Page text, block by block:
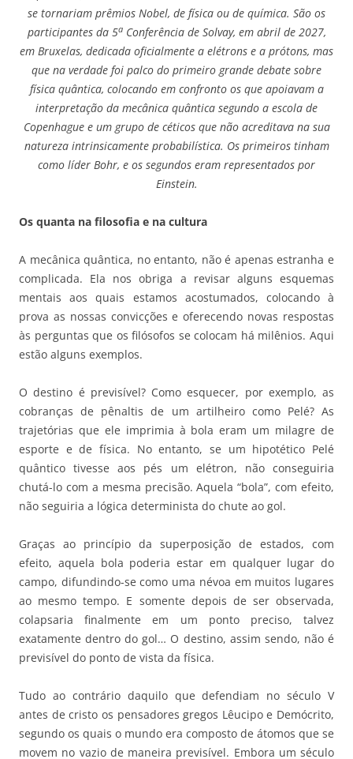
se tornariam prêmios Nobel, de física ou de química. São os
participantes da 5aConferência de Solvay, em abril de 2027,
em Bruxelas, dedicada oficialmente a elétrons e a prótons, mas
que na verdade foi palco do primeiro grande debate sobre
física quântica, colocando em confronto os que apoiavam a
interpretação da mecânica quântica segundo a escola de
Copenhague e um grupo de céticos que não acreditava na sua
natureza intrinsicamente probabilística. Os primeiros tinham
como líder Bohr, e os segundos eram representados por
Einstein.
Os quanta na filosofia e na cultura
A mecânica quântica, no entanto, não é apenas estranha e
complicada. Ela nos obriga a revisar alguns esquemas
mentais aos quais estamos acostumados, colocando à
prova as nossas convicções e oferecendo novas respostas
às perguntas que os filósofos se colocam há milênios. Aqui
estão alguns exemplos.
O destino é previsível? Como esquecer, por exemplo, as
cobranças de pênaltis de um artilheiro como Pelé? As
trajetórias que ele imprimia à bola eram um milagre de
esporte e de física. No entanto, se um hipotético Pelé
quântico tivesse aos pés um elétron, não conseguiria
chutá-lo com a mesma precisão. Aquela “bola”, com efeito,
não seguiria a lógica determinista do chute ao gol.
Graças ao princípio da superposição de estados, com
efeito, aquela bola poderia estar em qualquer lugar do
campo, difundindo-se como uma névoa em muitos lugares
ao mesmo tempo. E somente depois de ser observada,
colapsaria finalmente em um ponto preciso, talvez
exatamente dentro do gol… O destino, assim sendo, não é
previsível do ponto de vista da física.
Tudo ao contrário daquilo que defendiam no século V
antes de cristo os pensadores gregos Lêucipo e Demócrito,
segundo os quais o mundo era composto de átomos que se
movem no vazio de maneira previsível. Embora um século